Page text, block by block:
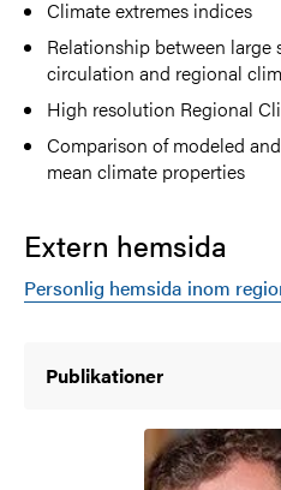
Climate extremes indices
Relationship between large
circulation and regional
High resolution Regional
Comparison of modeled
mean climate properties
Extern hemsida
Personlig hemsida inom
Publikationer